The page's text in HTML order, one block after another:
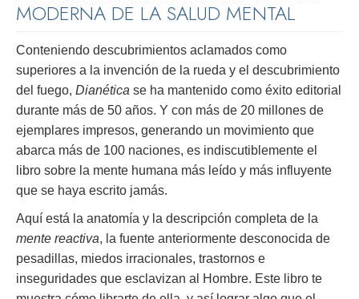
MODERNA DE LA SALUD MENTAL
Conteniendo descubrimientos aclamados como
superiores a la invención de la rueda y el descubrimiento
del fuego, Dianética se ha mantenido como éxito editorial
durante más de 50 años. Y con más de 20 millones de
ejemplares impresos, generando un movimiento que
abarca más de 100 naciones, es indiscutiblemente el
libro sobre la mente humana más leído y más influyente
que se haya escrito jamás.
Aquí está la anatomía y la descripción completa de la
mente reactiva, la fuente anteriormente desconocida de
pesadillas, miedos irracionales, trastornos e
inseguridades que esclavizan al Hombre. Este libro te